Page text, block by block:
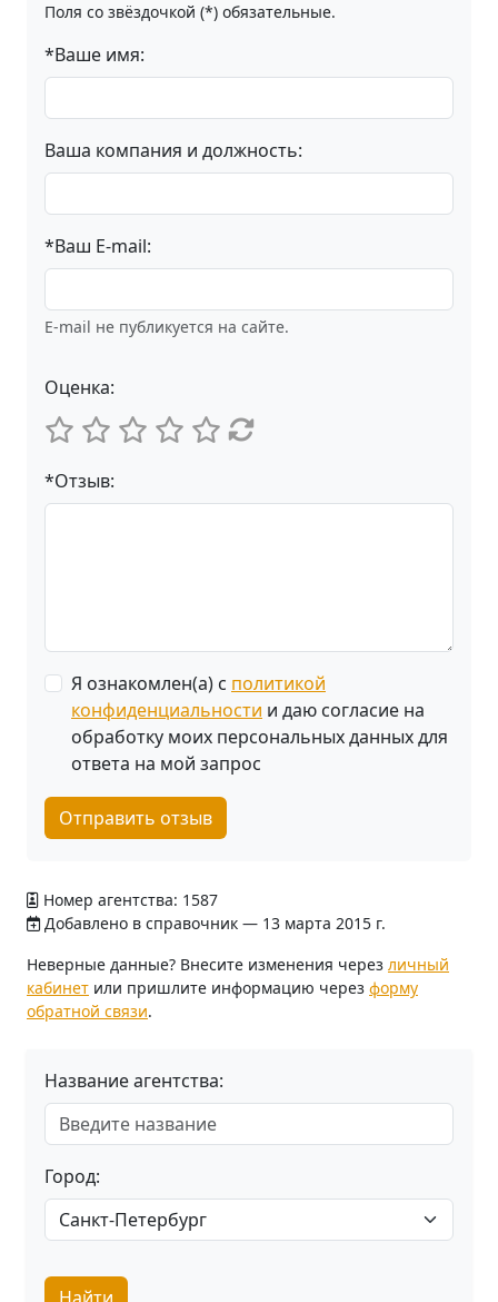
Поля со звёздочкой (*) обязательные.
*Ваше имя:
Ваша компания и должность:
*Ваш E-mail:
E-mail не публикуется на сайте.
Оценка:
*Отзыв:
Я ознакомлен(а) с политикой
конфиденциальности и даю согласие на
обработку моих персональных данных для
ответа на мой запрос
Отправить отзыв
Номер агентства: 1587
Добавлено в справочник — 13 марта 2015 г.
Неверные данные? Внесите изменения через личный
кабинет или пришлите информацию через форму
обратной связи.
Название агентства:
Город: